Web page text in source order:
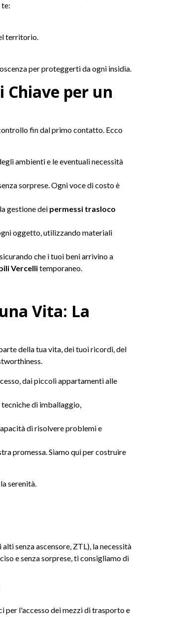
territorio.
per proteggerti da ogni insidia.
Chiave per un
fin dal primo contatto. Ecco
ambienti e le eventuali necessità
sorprese. Ogni voce di costo è
gestione dei permessi trasloco
oggetto, utilizzando materiali
che i tuoi beni arrivino a
Vercellitemporaneo.
Vita: La
della tua vita, dei tuoi ricordi, del
dai piccoli appartamenti alle
di imballaggio,
di risolvere problemi e
promessa. Siamo qui per costruire
serenità.
senza ascensore, ZTL), la necessità
e senza sorprese, ti consigliamo di
per l'accesso dei mezzi di trasporto e